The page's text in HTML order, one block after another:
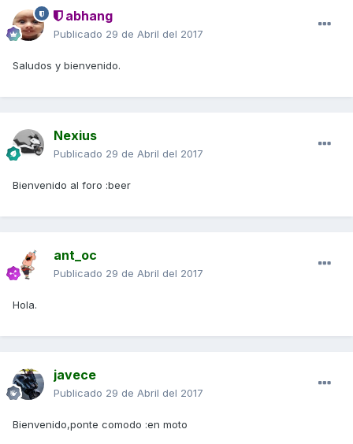
abhang
Publicado 29 de Abril del 2017
Saludos y bienvenido.
Nexius
Publicado 29 de Abril del 2017
Bienvenido al foro :beer
ant_oc
Publicado 29 de Abril del 2017
Hola.
javece
Publicado 29 de Abril del 2017
Bienvenido,ponte comodo :en moto